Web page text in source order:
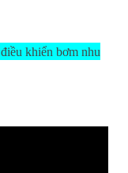
điều khiển bơm nhu